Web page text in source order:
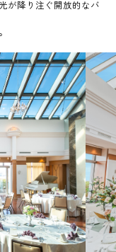
が降り注ぐ開放的なバ